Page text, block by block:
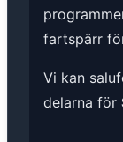
fartspärr
Vi kan
delarna för